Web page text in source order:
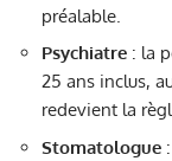
préalable.
Psychiatre : la
25 ans inclus,
redevient la
Stomatologue